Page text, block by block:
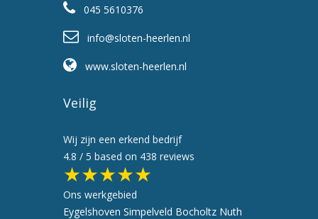
045 5610376
info@sloten-heerlen.nl
www.sloten-heerlen.nl
Veilig
Wij zijn een erkend bedrijf
4.8 / 5 based on 438 reviews
★★★★★
Ons werkgebied
Eygelshoven Simpelveld Bocholtz Nuth